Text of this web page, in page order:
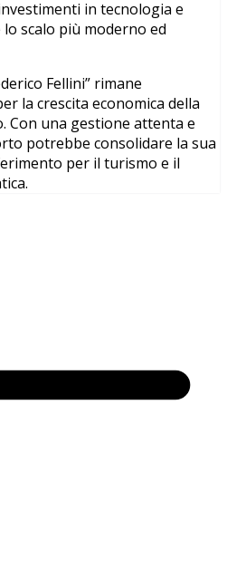
in tecnologia e
scalo più moderno ed
Fellini” rimane
la crescita economica della
Con una gestione attenta e
potrebbe consolidare la sua
per il turismo e il